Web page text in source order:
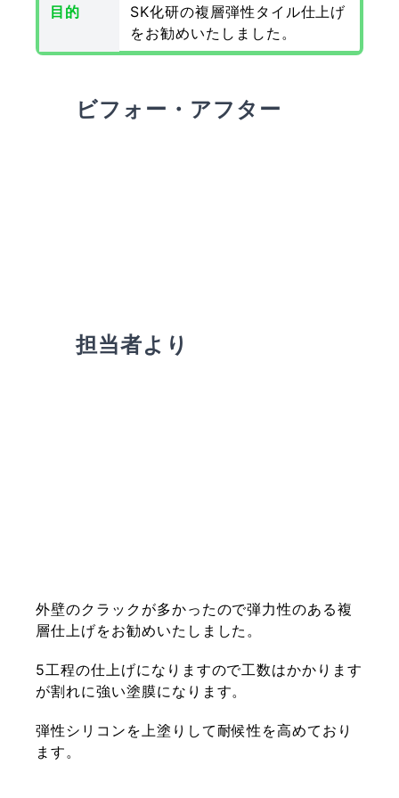
目的
SK化研の複層弾性タイル仕上げ
をお勧めいたしました。
ビフォー・アフター
担当者より
外壁のクラックが多かったので弾力性のある複
層仕上げをお勧めいたしました。
5工程の仕上げになりますので工数はかかります
が割れに強い塗膜になります。
弾性シリコンを上塗りして耐候性を高めており
ます。